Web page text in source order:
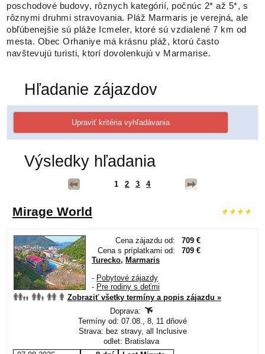
poschodové budovy, rôznych kategórií, počnúc 2* až 5*, s
rôznymi druhmi stravovania. Pláž Marmaris je verejná, ale
obľúbenejšie sú pláže Icmeler, ktoré sú vzdialené 7 km od
mesta. Obec Orhaniye má krásnu pláž, ktorú často
navštevujú turisti, ktorí dovolenkujú v Marmarise.